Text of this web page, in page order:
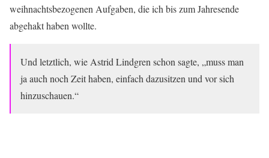
weihnachtsbezogenen Aufgaben, die ich bis zum Jahresende
abgehakt haben wollte.
Und letztlich, wie Astrid Lindgren schon sagte, „muss man
ja auch noch Zeit haben, einfach dazusitzen und vor sich
hinzuschauen.“